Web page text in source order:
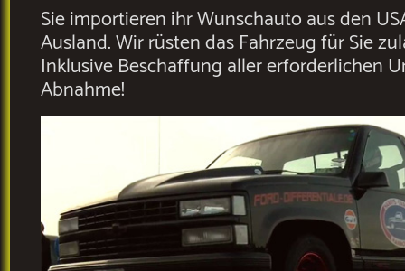
Sie importieren ihr Wunschauto aus den
Ausland. Wir rüsten das Fahrzeug für Sie
Inklusive Beschaffung aller erforderlichen
Abnahme!